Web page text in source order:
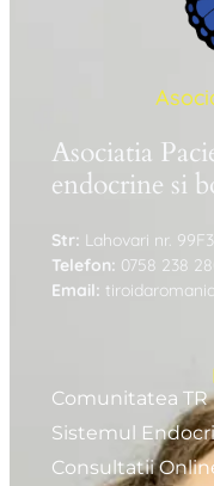
Asociatia
endocrine si
Str: Lahovari nr.
Telefon: 0758 238
Email:
Comunitatea TR
Sistemul
Consultatii